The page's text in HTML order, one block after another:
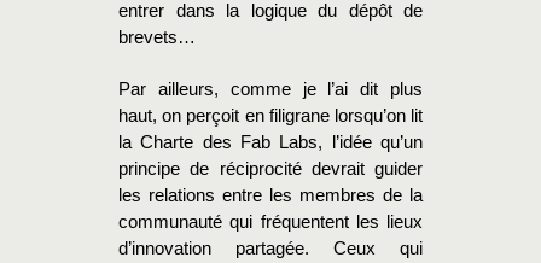
entrer dans la logique du dépôt de
brevets…
Par ailleurs, comme je l’ai dit plus
haut, on perçoit en filigrane lorsqu’on lit
la Charte des Fab Labs, l’idée qu’un
principe de réciprocité devrait guider
les relations entre les membres de la
communauté qui fréquentent les lieux
d’innovation partagée. Ceux qui